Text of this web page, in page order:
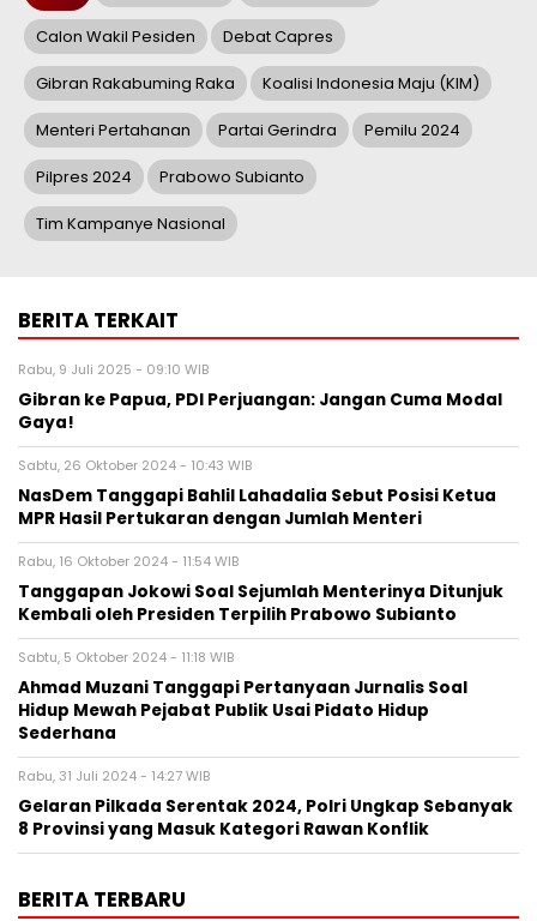
Calon Wakil Pesiden Debat Capres
Gibran Rakabuming Raka Koalisi Indonesia Maju (KIM)
Menteri Pertahanan Partai Gerindra Pemilu 2024
Pilpres 2024 Prabowo Subianto
Tim Kampanye Nasional
BERITA TERKAIT
Rabu, 9 Juli 2025 - 09:10 WIB
Gibran ke Papua, PDI Perjuangan: Jangan Cuma Modal
Gaya!
Sabtu, 26 Oktober 2024 - 10:43 WIB
NasDem Tanggapi Bahlil Lahadalia Sebut Posisi Ketua
MPR Hasil Pertukaran dengan Jumlah Menteri
Rabu, 16 Oktober 2024 - 11:54 WIB
Tanggapan Jokowi Soal Sejumlah Menterinya Ditunjuk
Kembali oleh Presiden Terpilih Prabowo Subianto
Sabtu, 5 Oktober 2024 - 11:18 WIB
Ahmad Muzani Tanggapi Pertanyaan Jurnalis Soal
Hidup Mewah Pejabat Publik Usai Pidato Hidup
Sederhana
Rabu, 31 Juli 2024 - 14:27 WIB
Gelaran Pilkada Serentak 2024, Polri Ungkap Sebanyak
8 Provinsi yang Masuk Kategori Rawan Konflik
BERITA TERBARU